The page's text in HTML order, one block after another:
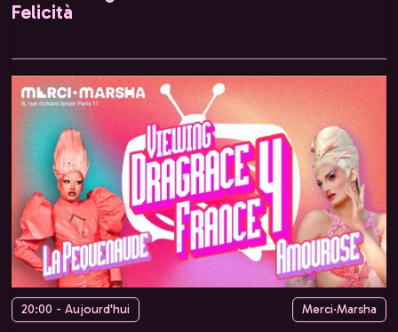
Felicità
20:00 - Aujourd'hui Merci·Marsha